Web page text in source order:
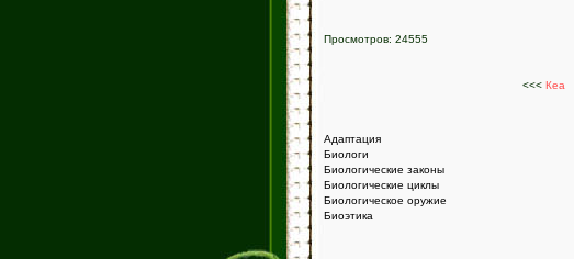
Просмотров: 24555
<<< Кеа
Адаптация
Биологи
Биологические законы
Биологические циклы
Биологическое оружие
Биоэтика